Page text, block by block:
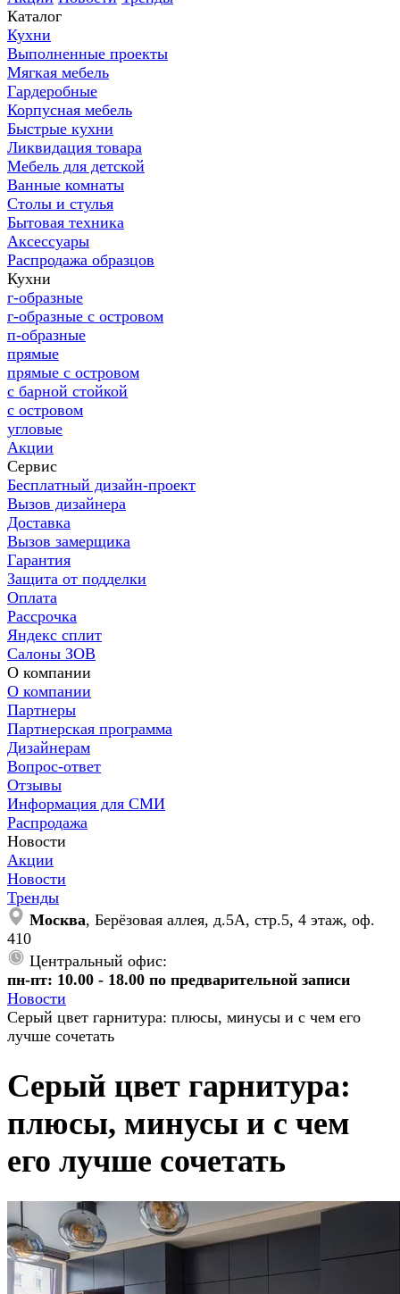
Каталог
Кухни
Выполненные проекты
Мягкая мебель
Гардеробные
Корпусная мебель
Быстрые кухни
Ликвидация товара
Мебель для детской
Ванные комнаты
Столы и стулья
Бытовая техника
Аксессуары
Распродажа образцов
Кухни
г-образные
г-образные с островом
п-образные
прямые
прямые с островом
с барной стойкой
с островом
угловые
Акции
Сервис
Бесплатный дизайн-проект
Вызов дизайнера
Доставка
Вызов замерщика
Гарантия
Защита от подделки
Оплата
Рассрочка
Яндекс сплит
Салоны ЗОВ
О компании
О компании
Партнеры
Партнерская программа
Дизайнерам
Вопрос-ответ
Отзывы
Информация для СМИ
Распродажа
Новости
Акции
Новости
Тренды
Москва, Берёзовая аллея, д.5А, стр.5, 4 этаж, оф.
410
Центральный офис:
пн-пт: 10.00 - 18.00 по предварительной записи
Новости
Серый цвет гарнитура: плюсы, минусы и с чем его
лучше сочетать
Серый цвет гарнитура:
плюсы, минусы и с чем
его лучше сочетать